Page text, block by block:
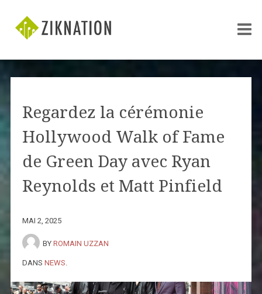
Regardez la cérémonie
Hollywood Walk of Fame
de Green Day avec Ryan
Reynolds et Matt Pinfield
MAI 2, 2025
BY ROMAIN UZZAN
DANS NEWS